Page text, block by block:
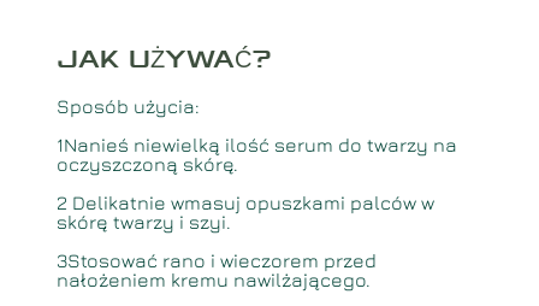
JAK UŻYWAĆ?
Sposób użycia:
1️Nanieś niewielką ilość serum do twarzy na
oczyszczoną skórę.
2️ Delikatnie wmasuj opuszkami palców w
skórę twarzy i szyi.
3️Stosować rano i wieczorem przed
nałożeniem kremu nawilżającego.